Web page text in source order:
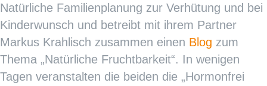
Natürliche Familienplanung zur Verhütung und bei
Kinderwunsch und betreibt mit ihrem Partner
Markus Krahlisch zusammen einen Blog zum
Thema „Natürliche Fruchtbarkeit“. In wenigen
Tagen veranstalten die beiden die „Hormonfrei